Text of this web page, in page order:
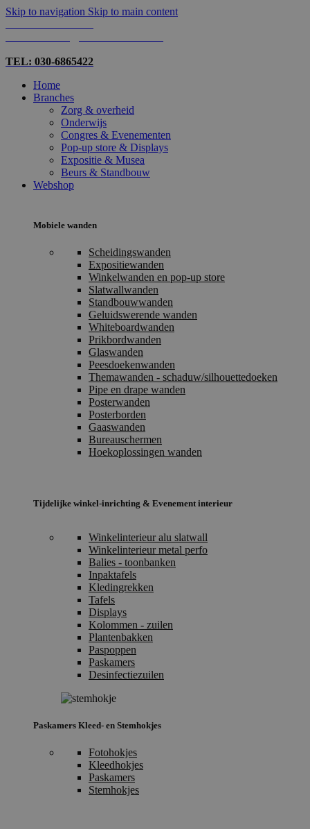
Skip to navigation Skip to main content
TEL: 030-6865422
Home
Branches
Zorg & overheid
Onderwijs
Congres & Evenementen
Pop-up store & Displays
Expositie & Musea
Beurs & Standbouw
Webshop
Mobiele wanden
Scheidingswanden
Expositiewanden
Winkelwanden en pop-up store
Slatwallwanden
Standbouwwanden
Geluidswerende wanden
Whiteboardwanden
Prikbordwanden
Glaswanden
Peesdoekenwanden
Themawanden - schaduw/silhouettedoeken
Pipe en drape wanden
Posterwanden
Posterborden
Gaaswanden
Bureauschermen
Hoekoplossingen wanden
Tijdelijke winkel-inrichting & Evenement interieur
Winkelinterieur alu slatwall
Winkelinterieur metal perfo
Balies - toonbanken
Inpaktafels
Kledingrekken
Tafels
Displays
Kolommen - zuilen
Plantenbakken
Paspoppen
Paskamers
Desinfectiezuilen
Paskamers Kleed- en Stemhokjes
Fotohokjes
Kleedhokjes
Paskamers
Stemhokjes